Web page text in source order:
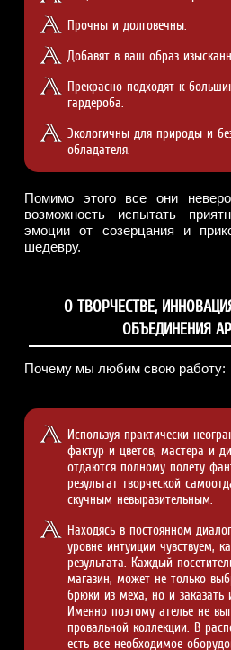
Прочны и долговечны.
Добавят в ваш образ
Прекрасно подходят к
гардероба.
Экологичны для природы и
обладателя.
Помимо этого все они
возможность испытать
эмоции от созерцания и
шедевру.
О ТВОРЧЕСТВЕ,
ОБЪЕДИНЕНИЯ
Почему мы любим свою работу:
Используя практически
фактур и цветов, мастера и
отдаются полному полету
результат творческой
скучным невыразительным.
Находясь в постоянном
уровне интуиции чувствуем,
результата. Каждый
магазин, может не только
брюки из меха, но и заказать
Именно поэтому ателье не
провальной коллекции. В
есть все необходимое